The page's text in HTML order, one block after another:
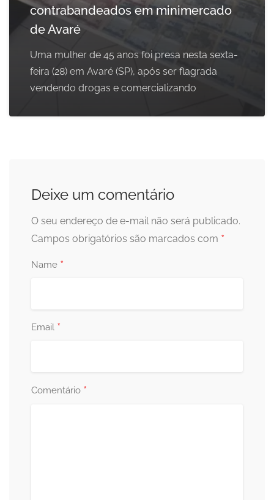
contrabandeados em minimercado
de Avaré
Uma mulher de 45 anos foi presa nesta sexta-
feira (28) em Avaré (SP), após ser flagrada
vendendo drogas e comercializando
Deixe um comentário
O seu endereço de e-mail não será publicado.
Campos obrigatórios são marcados com *
Name *
Email *
Comentário *